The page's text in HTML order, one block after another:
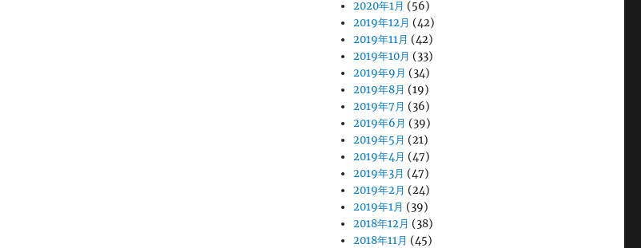
2020年1月 (56)
2019年12月 (42)
2019年11月 (42)
2019年10月 (33)
2019年9月 (34)
2019年8月 (19)
2019年7月 (36)
2019年6月 (39)
2019年5月 (21)
2019年4月 (47)
2019年3月 (47)
2019年2月 (24)
2019年1月 (39)
2018年12月 (38)
2018年11月 (45)